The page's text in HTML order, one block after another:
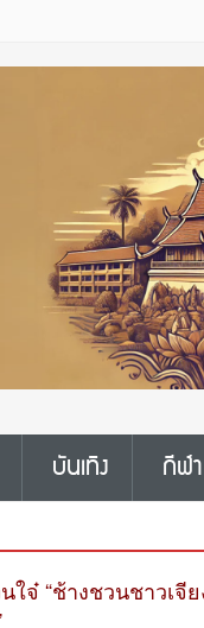
บันเทิง กีฬา
ใจ๋ “ช้างชวนชาวเจี